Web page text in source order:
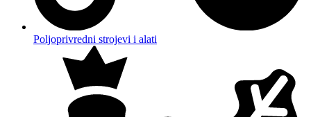
Poljoprivredni strojevi i alati